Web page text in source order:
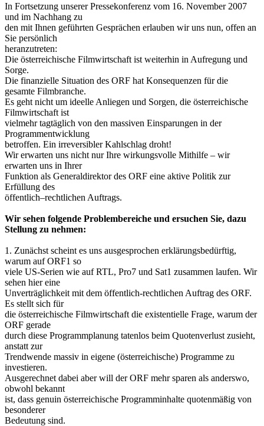
In Fortsetzung unserer Pressekonferenz vom 16. November 2007
und im Nachhang zu
den mit Ihnen geführten Gesprächen erlauben wir uns nun, offen an
Sie persönlich
heranzutreten:
Die österreichische Filmwirtschaft ist weiterhin in Aufregung und
Sorge.
Die finanzielle Situation des ORF hat Konsequenzen für die
gesamte Filmbranche.
Es geht nicht um ideelle Anliegen und Sorgen, die österreichische
Filmwirtschaft ist
vielmehr tagtäglich von den massiven Einsparungen in der
Programmentwicklung
betroffen. Ein irreversibler Kahlschlag droht!
Wir erwarten uns nicht nur Ihre wirkungsvolle Mithilfe – wir
erwarten uns in Ihrer
Funktion als Generaldirektor des ORF eine aktive Politik zur
Erfüllung des
öffentlich–rechtlichen Auftrags.
Wir sehen folgende Problembereiche und ersuchen Sie, dazu
Stellung zu nehmen:
1. Zunächst scheint es uns ausgesprochen erklärungsbedürftig,
warum auf ORF1 so
viele US-Serien wie auf RTL, Pro7 und Sat1 zusammen laufen. Wir
sehen hier eine
Unverträglichkeit mit dem öffentlich-rechtlichen Auftrag des ORF.
Es stellt sich für
die österreichische Filmwirtschaft die existentielle Frage, warum der
ORF gerade
durch diese Programmplanung tatenlos beim Quotenverlust zusieht,
anstatt zur
Trendwende massiv in eigene (österreichische) Programme zu
investieren.
Ausgerechnet dabei aber will der ORF mehr sparen als anderswo,
obwohl bekannt
ist, dass genuin österreichische Programminhalte quotenmäßig von
besonderer
Bedeutung sind.